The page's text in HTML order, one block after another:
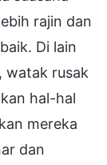
rajin dan
Di lain
watak rusak
hal-hal
mereka
dan